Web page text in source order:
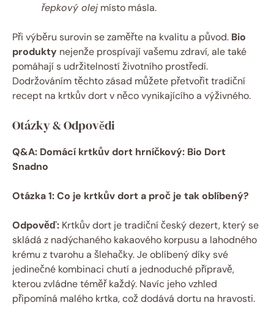
řepkový olej místo másla.
Při výběru surovin se zaměřte na kvalitu a původ. Bio
produkty nejenže prospívají vašemu zdraví, ale také
pomáhají s udržitelností životního prostředí.
Dodržováním těchto zásad můžete přetvořit tradiční
recept na krtkův dort v něco vynikajícího a výživného.
Otázky & Odpovědi
Q&A: Domácí krtkův dort hrníčkový: Bio Dort
Snadno
Otázka 1: Co je krtkův dort a proč je tak oblíbený?
Odpověď: Krtkův dort je tradiční český dezert, který se
skládá z nadýchaného kakaového korpusu a lahodného
krému z tvarohu a šlehačky. Je oblíbený díky své
jedinečné kombinaci chutí a jednoduché přípravě,
kterou zvládne téměř každý. Navíc jeho vzhled
připomíná malého krtka, což dodává dortu na hravosti.